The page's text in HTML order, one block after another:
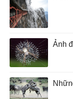
Ảnh